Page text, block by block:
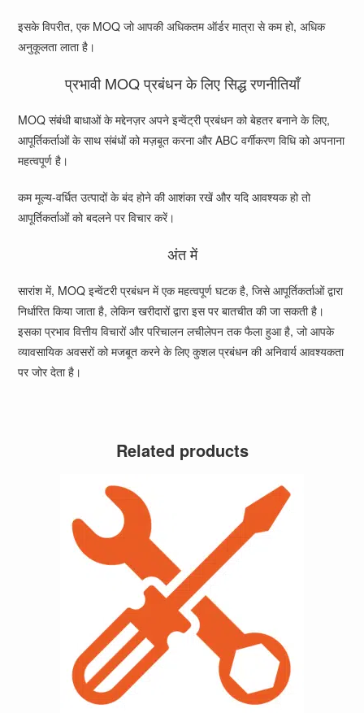
इसके विपरीत, एक MOQ जो आपकी अधिकतम ऑर्डर मात्रा से कम हो, अधिक
अनुकूलता लाता है।
प्रभावी MOQ प्रबंधन के लिए सिद्ध रणनीतियाँ
MOQ संबंधी बाधाओं के मद्देनज़र अपने इन्वेंट्री प्रबंधन को बेहतर बनाने के लिए,
आपूर्तिकर्ताओं के साथ संबंधों को मज़बूत करना और ABC वर्गीकरण विधि को अपनाना
महत्वपूर्ण है।
कम मूल्य-वर्धित उत्पादों के बंद होने की आशंका रखें और यदि आवश्यक हो तो
आपूर्तिकर्ताओं को बदलने पर विचार करें।
अंत में
सारांश में, MOQ इन्वेंटरी प्रबंधन में एक महत्वपूर्ण घटक है, जिसे आपूर्तिकर्ताओं द्वारा
निर्धारित किया जाता है, लेकिन खरीदारों द्वारा इस पर बातचीत की जा सकती है।
इसका प्रभाव वित्तीय विचारों और परिचालन लचीलेपन तक फैला हुआ है, जो आपके
व्यावसायिक अवसरों को मजबूत करने के लिए कुशल प्रबंधन की अनिवार्य आवश्यकता
पर जोर देता है।
Related products